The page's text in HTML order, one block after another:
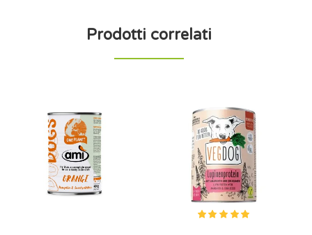
Prodotti correlati